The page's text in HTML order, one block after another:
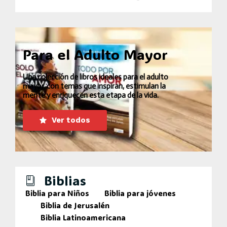
Para el Adulto Mayor
Una colección de libros ideales para el adulto
mayor, con temas que inspiran, estimulan la
mente y enriquecen esta etapa de la vida.
Ver todos
Biblias
Biblia para Niños
Biblia para jóvenes
Biblia de Jerusalén
Biblia Latinoamericana